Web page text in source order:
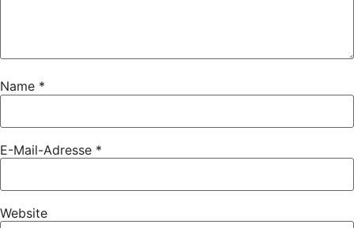
Name *
E-Mail-Adresse *
Website